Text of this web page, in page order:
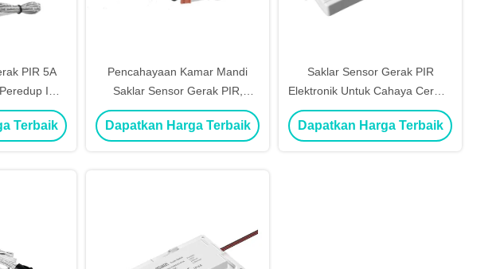
PIR 5A
IR
CE
Terbaik
Pencahayaan Kamar Mandi
Saklar Sensor Gerak PIR,
Penyesuaian CCT Pengontrol
Sensor Ir
Dapatkan Harga Terbaik
Saklar Sensor Gerak PIR
Elektronik Untuk Cahaya Cermin
Sertifikat CE TUV
Dapatkan Harga Terbaik